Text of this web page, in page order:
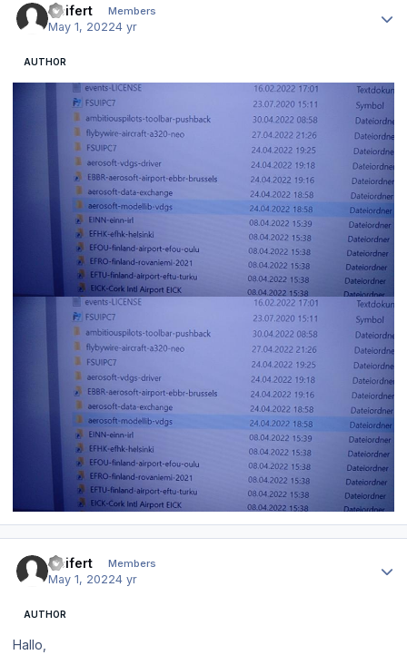
Seifert Members
May 1, 20224 yr
AUTHOR
Seifert Members
May 1, 20224 yr
AUTHOR
Hallo,